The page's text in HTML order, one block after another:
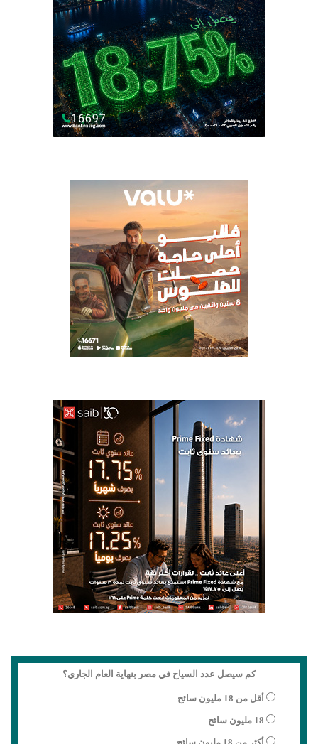
كم سيصل عدد السياح في مصر بنهاية العام الجاري؟
أقل من 18 مليون سائح
18 مليون سائح